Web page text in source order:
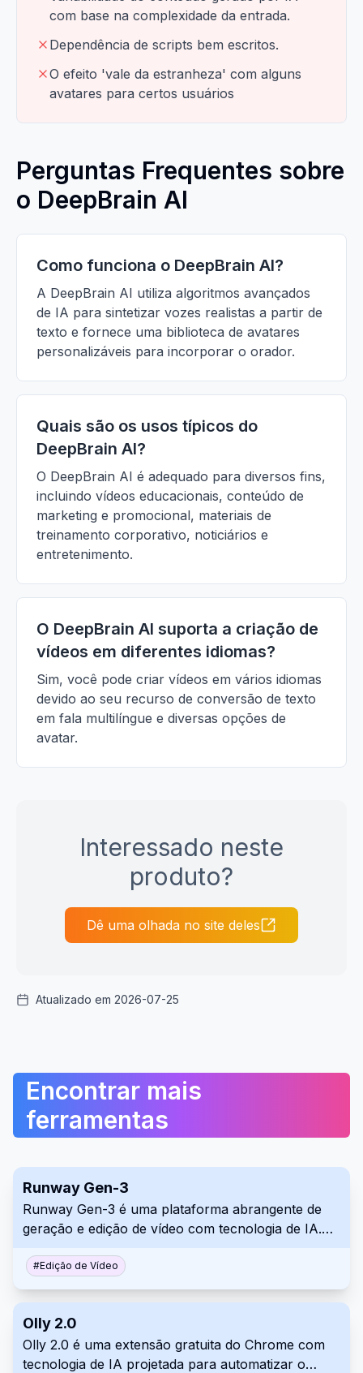
com base na complexidade da entrada.
Dependência de scripts bem escritos.
O efeito 'vale da estranheza' com alguns
avatares para certos usuários
Perguntas Frequentes sobre
o DeepBrain AI
Como funciona o DeepBrain AI?
A DeepBrain AI utiliza algoritmos avançados
de IA para sintetizar vozes realistas a partir de
texto e fornece uma biblioteca de avatares
personalizáveis para incorporar o orador.
Quais são os usos típicos do
DeepBrain AI?
O DeepBrain AI é adequado para diversos fins,
incluindo vídeos educacionais, conteúdo de
marketing e promocional, materiais de
treinamento corporativo, noticiários e
entretenimento.
O DeepBrain AI suporta a criação de
vídeos em diferentes idiomas?
Sim, você pode criar vídeos em vários idiomas
devido ao seu recurso de conversão de texto
em fala multilíngue e diversas opções de
avatar.
Interessado neste
produto?
Dê uma olhada no site deles
Atualizado em 2026-07-25
Encontrar mais
ferramentas
Runway Gen-3
Runway Gen-3 é uma plataforma abrangente de
geração e edição de vídeo com tecnologia de IA.
ferramentas para produzir conteúdo de vídeo
controlável e de alta fidelidade de forma eficiente.
ferramentas colaborativas e uma interface
amigável.
#Edição de Vídeo
Olly 2.0
Olly 2.0 é uma extensão gratuita do Chrome com
tecnologia de IA projetada para automatizar o